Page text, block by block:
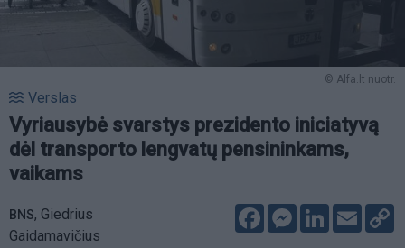
© Alfa.lt nuotr.
Verslas
Vyriausybė svarstys prezidento iniciatyvą
dėl transporto lengvatų pensininkams,
vaikams
BNS, Giedrius
Gaidamavičius
FacebookMessenger
LinkedIn
Email